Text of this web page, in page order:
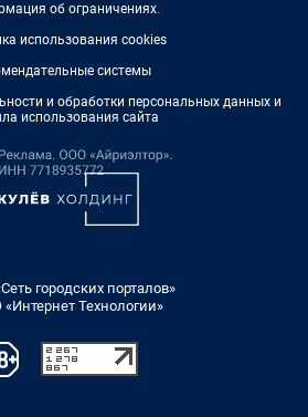
об ограничениях.
использования cookies
системы
и обработки персональных данных и
использования сайта
городских порталов»
Технологии»